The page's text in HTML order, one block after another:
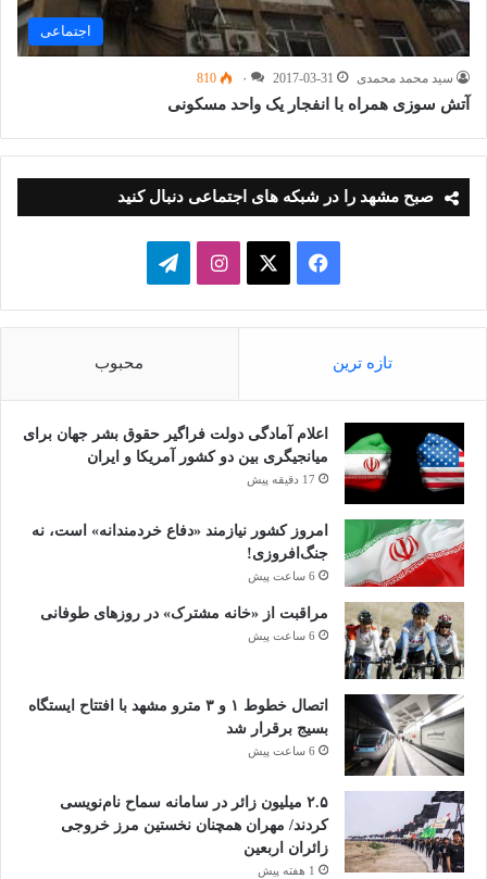
اجتماعی
سید محمد محمدی 2017-03-31 ۰ 810
آتش سوزی همراه با انفجار یک واحد مسکونی
صبح مشهد را در شبکه های اجتماعی دنبال کنید
فیسبوک ایکساینستاگرامتلگرام
تازه ترین محبوب
اعلام آمادگی دولت فراگیر حقوق بشر جهان برای
میانجیگری بین دو کشور آمریکا و ایران
17 دقیقه پیش
امروز کشور نیازمند «دفاع خردمندانه» است، نه
جنگ‌افروزی!
6 ساعت پیش
مراقبت از «خانه مشترک» در روزهای طوفانی
6 ساعت پیش
اتصال خطوط ۱ و ۳ مترو مشهد با افتتاح ایستگاه
بسیج برقرار شد
6 ساعت پیش
۲.۵ میلیون زائر در سامانه سماح نام‌نویسی
کردند/ مهران همچنان نخستین مرز خروجی
زائران اربعین
1 هفته پیش